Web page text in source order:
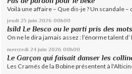
Voilà une affaire – Que dis-je ? Un scandale –
jeudi 25 juin 2026 00h00
Isild Le Besco ou le parti pris des mots
On ne le dira jamais assez : l’énorme talent d’
mercredi 24 juin 2026 00h00
Le Garçon qui faisait danser les
Les Cramés de la Bobine présentent à l'Alticiné